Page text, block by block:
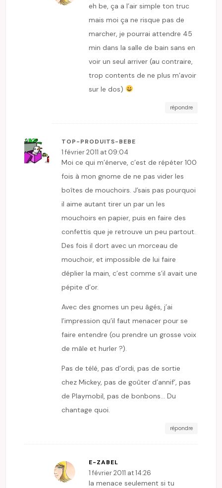
eh be, ça a l’air simple ton truc
mais moi ça ne risque pas de
marcher, je pourrai attendre 45
min dans la salle de bain sans en
voir un seul arriver (au contraire,
trop contents de ne plus m’avoir
sur le dos)
répondre
TOP-PRODUITS-BEBE
1 février 2011 at 09:04
Moi ce qui m’énerve, c’est de répéter 100
fois à mon gnome de ne pas vider les
boîtes de mouchoirs. J’sais pas pourquoi
il aime autant tirer un par un les
mouchoirs en papier, puis en faire des
confettis que je retrouve un peu partout.
Des fois il dort avec un morceau de
mouchoir, et impossible de lui faire
déplier la main, c’est comme s’il avait une
pépite d’or.
Avec des gnomes un peu âgés, j’ai
l’impression qu’il faut menacer pour se
faire entendre (ou prendre un grosse voix
de mâle et hurler ?).
Pas de télé, pas d’ordi, pas de sortie
chez Mickey, pas de goûter d’annif’, pas
de Playmobil, pas de bonbons… Du
chantage quoi.
répondre
E-ZABEL
1 février 2011 at 14:26
la menace seulement si tu